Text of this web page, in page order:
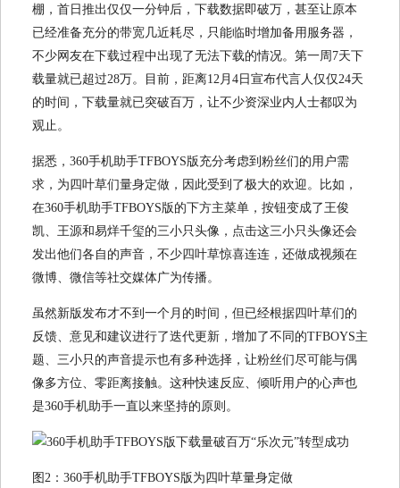
棚，首日推出仅仅一分钟后，下载数据即破万，甚至让原本
已经准备充分的带宽几近耗尽，只能临时增加备用服务器，
不少网友在下载过程中出现了无法下载的情况。第一周7天下
载量就已超过28万。目前，距离12月4日宣布代言人仅仅24天
的时间，下载量就已突破百万，让不少资深业内人士都叹为
观止。
据悉，360手机助手TFBOYS版充分考虑到粉丝们的用户需
求，为四叶草们量身定做，因此受到了极大的欢迎。比如，
在360手机助手TFBOYS版的下方主菜单，按钮变成了王俊
凯、王源和易烊千玺的三小只头像，点击这三小只头像还会
发出他们各自的声音，不少四叶草惊喜连连，还做成视频在
微博、微信等社交媒体广为传播。
虽然新版发布才不到一个月的时间，但已经根据四叶草们的
反馈、意见和建议进行了迭代更新，增加了不同的TFBOYS主
题、三小只的声音提示也有多种选择，让粉丝们尽可能与偶
像多方位、零距离接触。这种快速反应、倾听用户的心声也
是360手机助手一直以来坚持的原则。
图2：360手机助手TFBOYS版为四叶草量身定做